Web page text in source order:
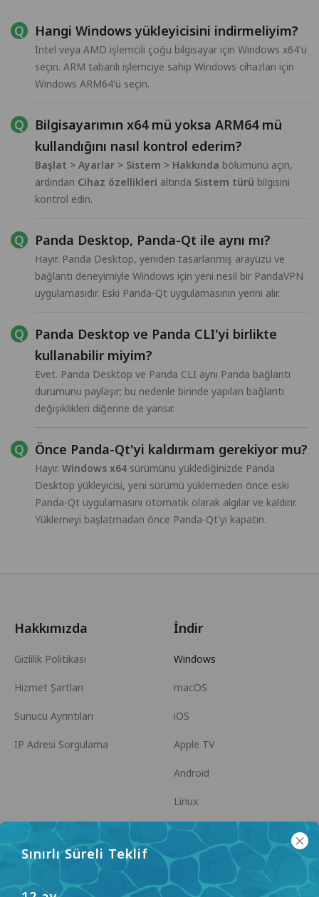
Hangi Windows yükleyicisini indirmeliyim?
Intel veya AMD işlemcili çoğu bilgisayar için Windows x64'ü
seçin. ARM tabanlı işlemciye sahip Windows cihazları için
Windows ARM64'ü seçin.
Bilgisayarımın x64 mü yoksa ARM64 mü
kullandığını nasıl kontrol ederim?
Başlat > Ayarlar > Sistem > Hakkında bölümünü açın,
ardından Cihaz özellikleri altında Sistem türü bilgisini
kontrol edin.
Panda Desktop, Panda-Qt ile aynı mı?
Hayır. Panda Desktop, yeniden tasarlanmış arayüzü ve
bağlantı deneyimiyle Windows için yeni nesil bir PandaVPN
uygulamasıdır. Eski Panda-Qt uygulamasının yerini alır.
Panda Desktop ve Panda CLI'yi birlikte
kullanabilir miyim?
Evet. Panda Desktop ve Panda CLI aynı Panda bağlantı
durumunu paylaşır; bu nedenle birinde yapılan bağlantı
değişiklikleri diğerine de yansır.
Önce Panda-Qt'yi kaldırmam gerekiyor mu?
Hayır. Windows x64 sürümünü yüklediğinizde Panda
Desktop yükleyicisi, yeni sürümü yüklemeden önce eski
Panda-Qt uygulamasını otomatik olarak algılar ve kaldırır.
Yüklemeyi başlatmadan önce Panda-Qt'yi kapatın.
Sınırlı Süreli Teklif
Hakkımızda
Gizlilik Politikası
Hizmet Şartları
Sunucu Ayrıntıları
IP Adresi Sorgulama
İndir
Windows
macOS
iOS
Apple TV
Android
Linux
Android TV
Yardım Merkezi
panda7x24@gmail.com
İşbirliği
Ortak Olun